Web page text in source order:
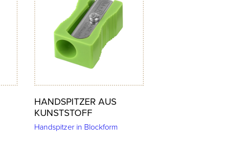
HANDSPITZER AUS
KUNSTSTOFF
Handspitzer in Blockform